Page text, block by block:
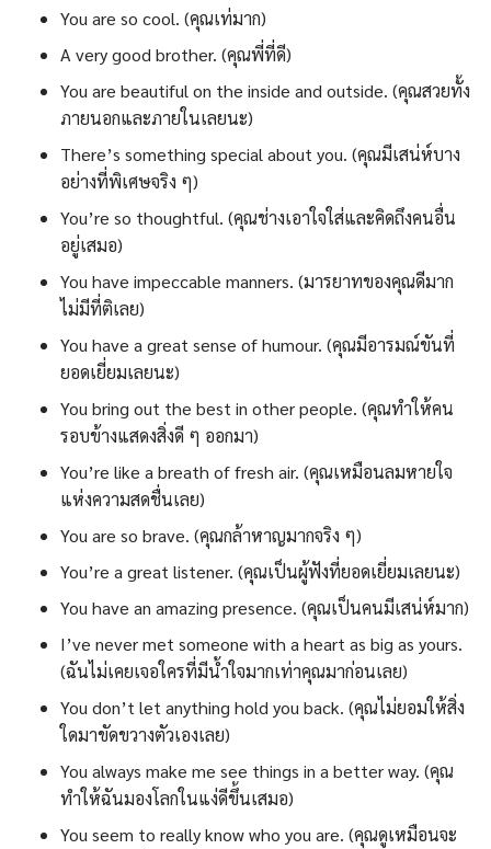
You are so cool. (คุณเท่มาก)
A very good brother. (คุณพี่ที่ดี)
You are beautiful on the inside and outside. (คุณสวยทั้ง
ภายนอกและภายในเลยนะ)
There’s something special about you. (คุณมีเสน่ห์บาง
อย่างที่พิเศษจริง ๆ)
You’re so thoughtful. (คุณช่างเอาใจใส่และคิดถึงคนอื่น
อยู่เสมอ)
You have impeccable manners. (มารยาทของคุณดีมาก
ไม่มีที่ติเลย)
You have a great sense of humour. (คุณมีอารมณ์ขันที่
ยอดเยี่ยมเลยนะ)
You bring out the best in other people. (คุณทำให้คน
รอบข้างแสดงสิ่งดี ๆ ออกมา)
You’re like a breath of fresh air. (คุณเหมือนลมหายใจ
แห่งความสดชื่นเลย)
You are so brave. (คุณกล้าหาญมากจริง ๆ)
You’re a great listener. (คุณเป็นผู้ฟังที่ยอดเยี่ยมเลยนะ)
You have an amazing presence. (คุณเป็นคนมีเสน่ห์มาก)
I’ve never met someone with a heart as big as yours.
(ฉันไม่เคยเจอใครที่มีน้ำใจมากเท่าคุณมาก่อนเลย)
You don’t let anything hold you back. (คุณไม่ยอมให้สิ่ง
ใดมาขัดขวางตัวเองเลย)
You always make me see things in a better way. (คุณ
ทำให้ฉันมองโลกในแง่ดีขึ้นเสมอ)
You seem to really know who you are. (คุณดูเหมือนจะ